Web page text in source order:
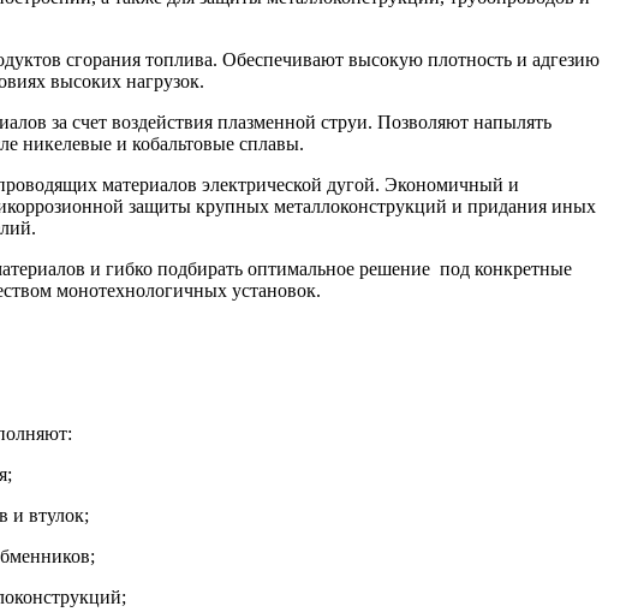
сгорания топлива. Обеспечивают высокую плотность и адгезию
высоких нагрузок.
за счет воздействия плазменной струи. Позволяют напылять
никелевые и кобальтовые сплавы.
материалов электрической дугой. Экономичный и
защиты крупных металлоконструкций и придания иных
и гибко подбирать оптимальное решение под конкретные
монотехнологичных установок.
и втулок;